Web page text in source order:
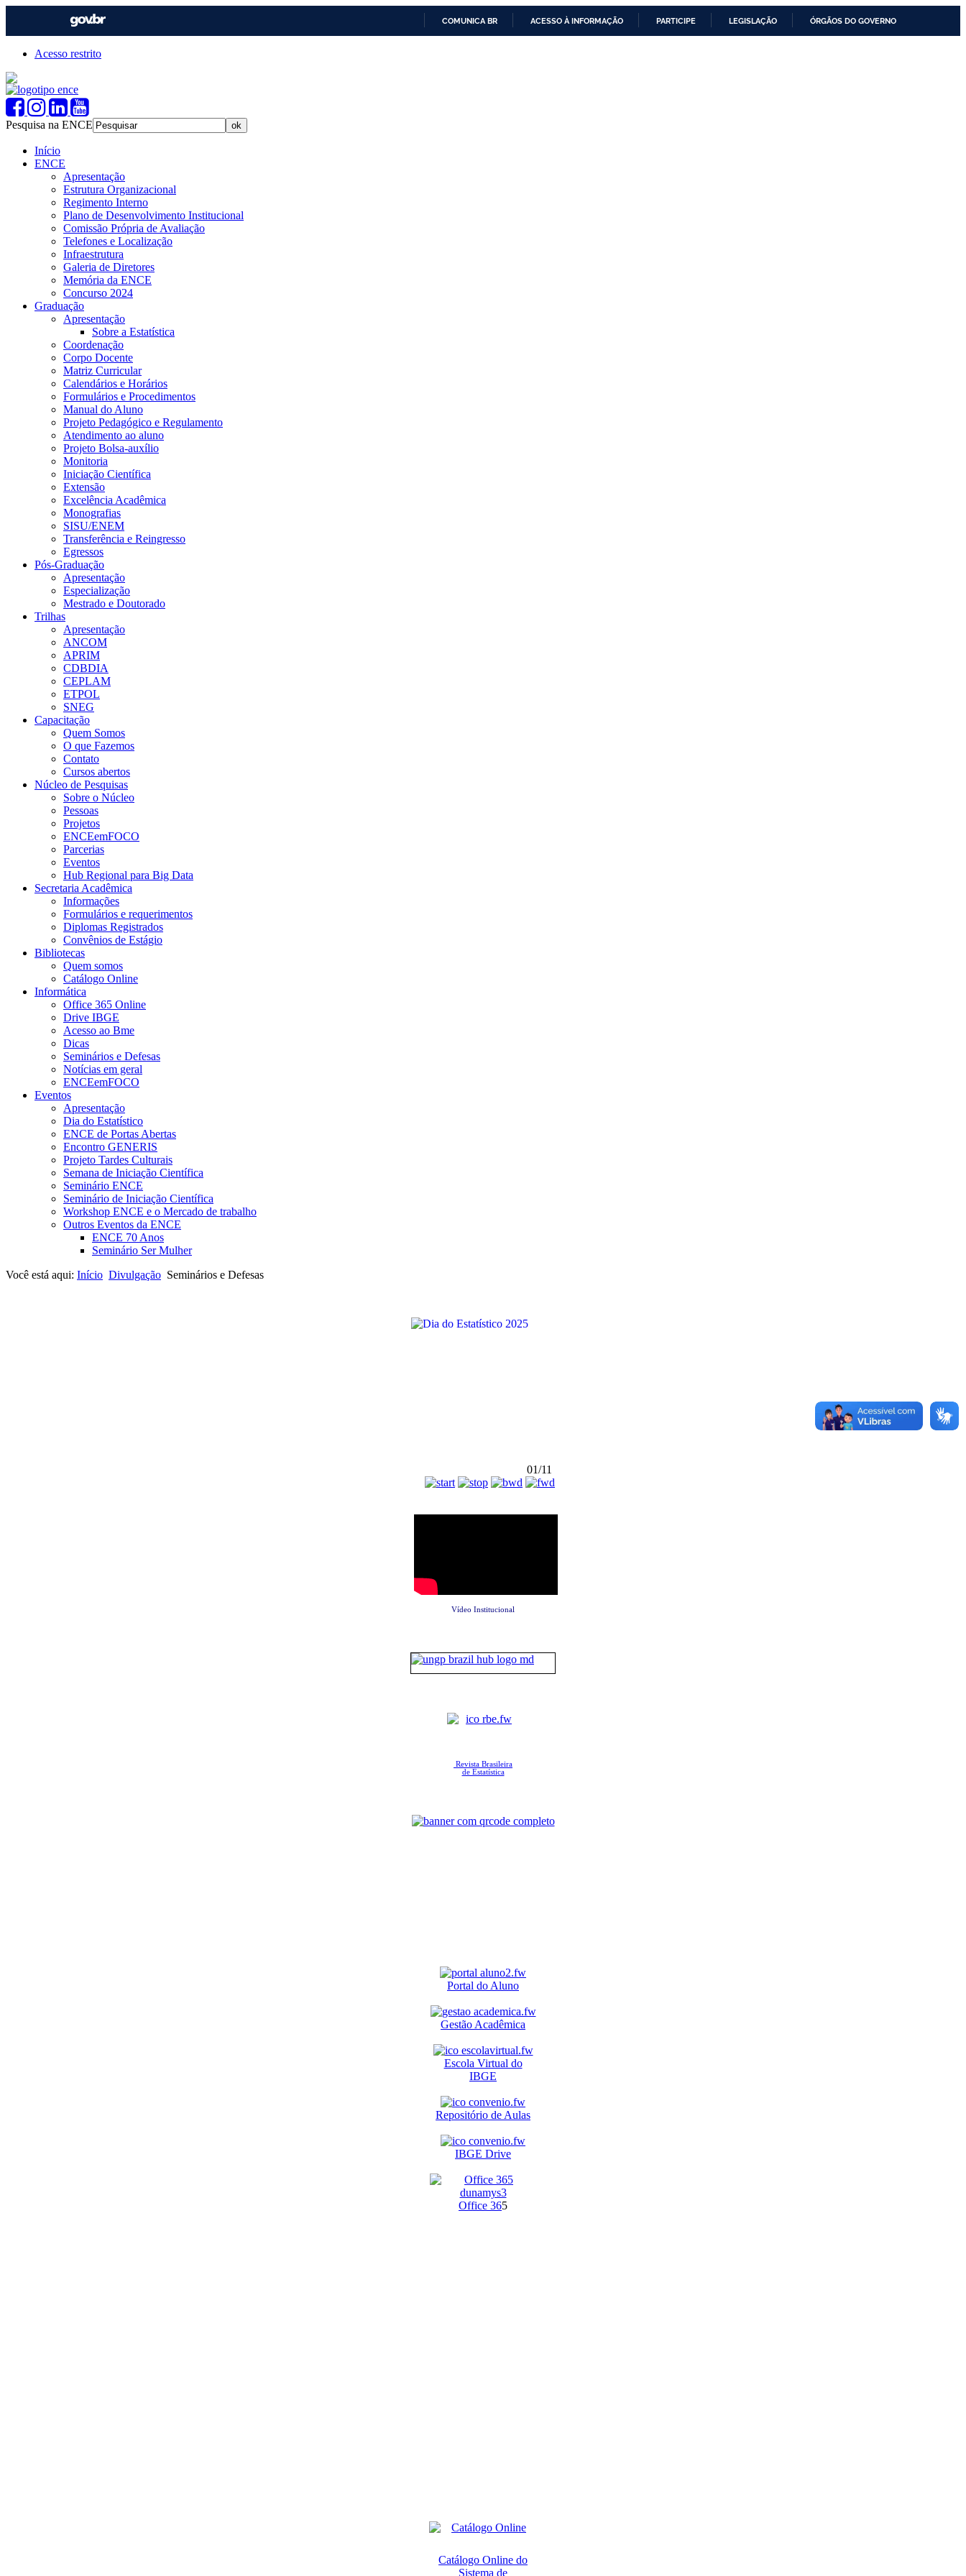
COMUNICA BR ACESSO À INFORMAÇÃO PARTICIPE LEGISLAÇÃO ÓRGÃOS DO GOVERNO
Acesso restrito
Pesquisa na ENCE
Início
ENCE
Apresentação
Estrutura Organizacional
Regimento Interno
Plano de Desenvolvimento Institucional
Comissão Própria de Avaliação
Telefones e Localização
Infraestrutura
Galeria de Diretores
Memória da ENCE
Concurso 2024
Graduação
Apresentação
Sobre a Estatística
Coordenação
Corpo Docente
Matriz Curricular
Calendários e Horários
Formulários e Procedimentos
Manual do Aluno
Projeto Pedagógico e Regulamento
Atendimento ao aluno
Projeto Bolsa-auxílio
Monitoria
Iniciação Científica
Extensão
Excelência Acadêmica
Monografias
SISU/ENEM
Transferência e Reingresso
Egressos
Pós-Graduação
Apresentação
Especialização
Mestrado e Doutorado
Trilhas
Apresentação
ANCOM
APRIM
CDBDIA
CEPLAM
ETPOL
SNEG
Capacitação
Quem Somos
O que Fazemos
Contato
Cursos abertos
Núcleo de Pesquisas
Sobre o Núcleo
Pessoas
Projetos
ENCEemFOCO
Parcerias
Eventos
Hub Regional para Big Data
Secretaria Acadêmica
Informações
Formulários e requerimentos
Diplomas Registrados
Convênios de Estágio
Bibliotecas
Quem somos
Catálogo Online
Informática
Office 365 Online
Drive IBGE
Acesso ao Bme
Dicas
Seminários e Defesas
Notícias em geral
ENCEemFOCO
Eventos
Apresentação
Dia do Estatístico
ENCE de Portas Abertas
Encontro GENERIS
Projeto Tardes Culturais
Semana de Iniciação Científica
Seminário ENCE
Seminário de Iniciação Científica
Workshop ENCE e o Mercado de trabalho
Outros Eventos da ENCE
ENCE 70 Anos
Seminário Ser Mulher
Você está aqui: Início Divulgação Seminários e Defesas
01/11
Vídeo Institucional
Revista Brasileira
de Estatística
Portal do Aluno
Gestão Acadêmica
Escola Virtual do
IBGE
Repositório de Aulas
IBGE Drive
Office 365
Catálogo Online do
Sistema de